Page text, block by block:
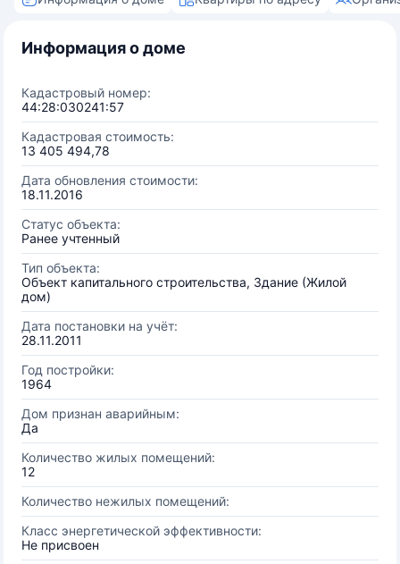
Информация о доме
Кадастровый номер:
44:28:030241:57
Кадастровая стоимость:
13 405 494,78
Дата обновления стоимости:
18.11.2016
Статус объекта:
Ранее учтенный
Тип объекта:
Объект капитального строительства, Здание (Жилой
дом)
Дата постановки на учёт:
28.11.2011
Год постройки:
1964
Дом признан аварийным:
Да
Количество жилых помещений:
12
Количество нежилых помещений:
Класс энергетической эффективности:
Не присвоен